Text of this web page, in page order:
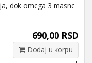
dok omega 3 masne
690,00 RSD
Dodaj u korpu